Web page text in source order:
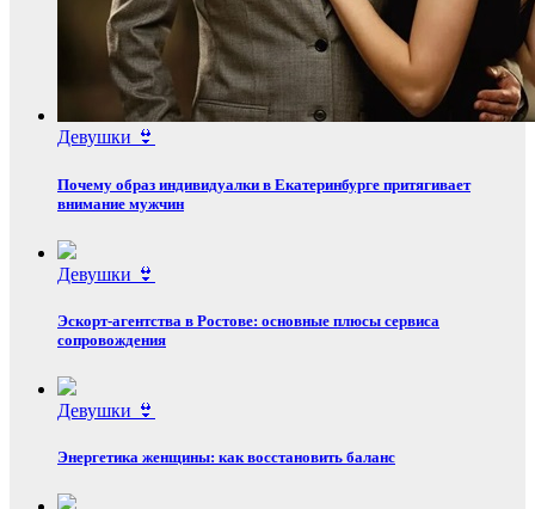
Девушки 👙
Почему образ индивидуалки в Екатеринбурге притягивает
внимание мужчин
Девушки 👙
Эскорт‑агентства в Ростове: основные плюсы сервиса
сопровождения
Девушки 👙
Энергетика женщины: как восстановить баланс